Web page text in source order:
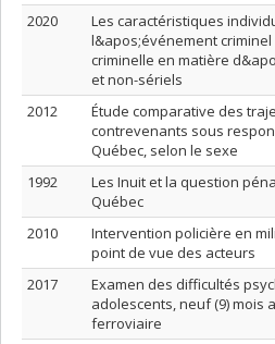
2020
Les caractéristiques
l&apos;événement
criminelle en matière
et non-sériels
2012
Étude comparative des
contrevenants sous
Québec, selon le sexe
1992
Les Inuit et la question
Québec
2010
Intervention policière en
point de vue des acteurs
2017
Examen des difficultés
adolescents, neuf (9) mois
ferroviaire